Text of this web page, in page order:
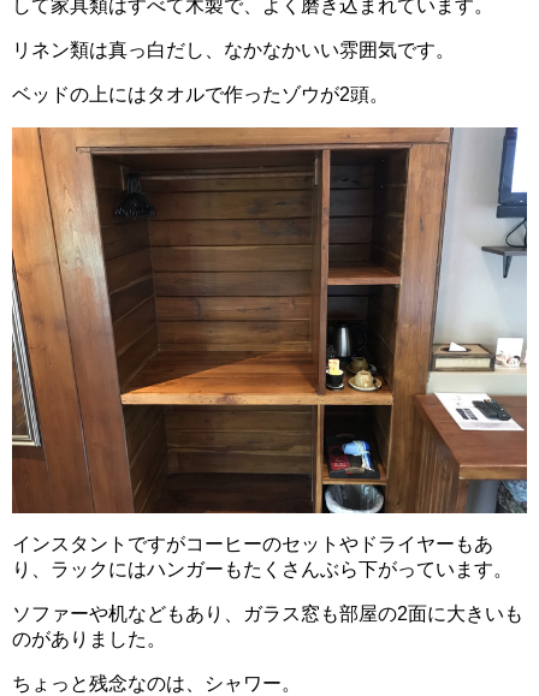
して家具類はすべて木製で、よく磨き込まれています。
リネン類は真っ白だし、なかなかいい雰囲気です。
ベッドの上にはタオルで作ったゾウが2頭。
インスタントですがコーヒーのセットやドライヤーもあ
り、ラックにはハンガーもたくさんぶら下がっています。
ソファーや机などもあり、ガラス窓も部屋の2面に大きいも
のがありました。
ちょっと残念なのは、シャワー。